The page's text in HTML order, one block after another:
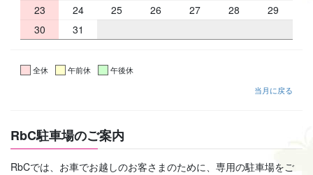
23
24 25 26 27 28
29
30
31
全休 午前休
午後休
当月に戻る
RbC駐車場のご案内
RbCでは、お車でお越しのお客さまのために、専用の駐車場をご